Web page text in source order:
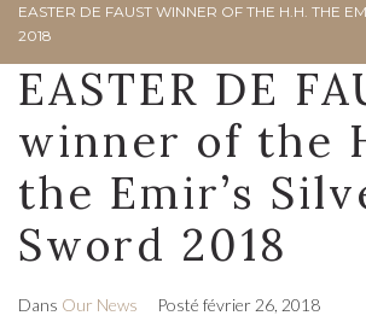
EASTER DE FAUST WINNER OF THE H.H. THE
2018
EASTER DE
winner of the
the Emir’s
Sword 2018
Dans Our News Posté février 26, 2018